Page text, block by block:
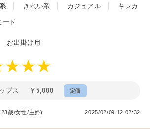
きれい系 カジュアル キレカ
ード
お出掛け用
プス ￥5,000 定価
歳/女性/主婦) 2025/02/09 12:02:32